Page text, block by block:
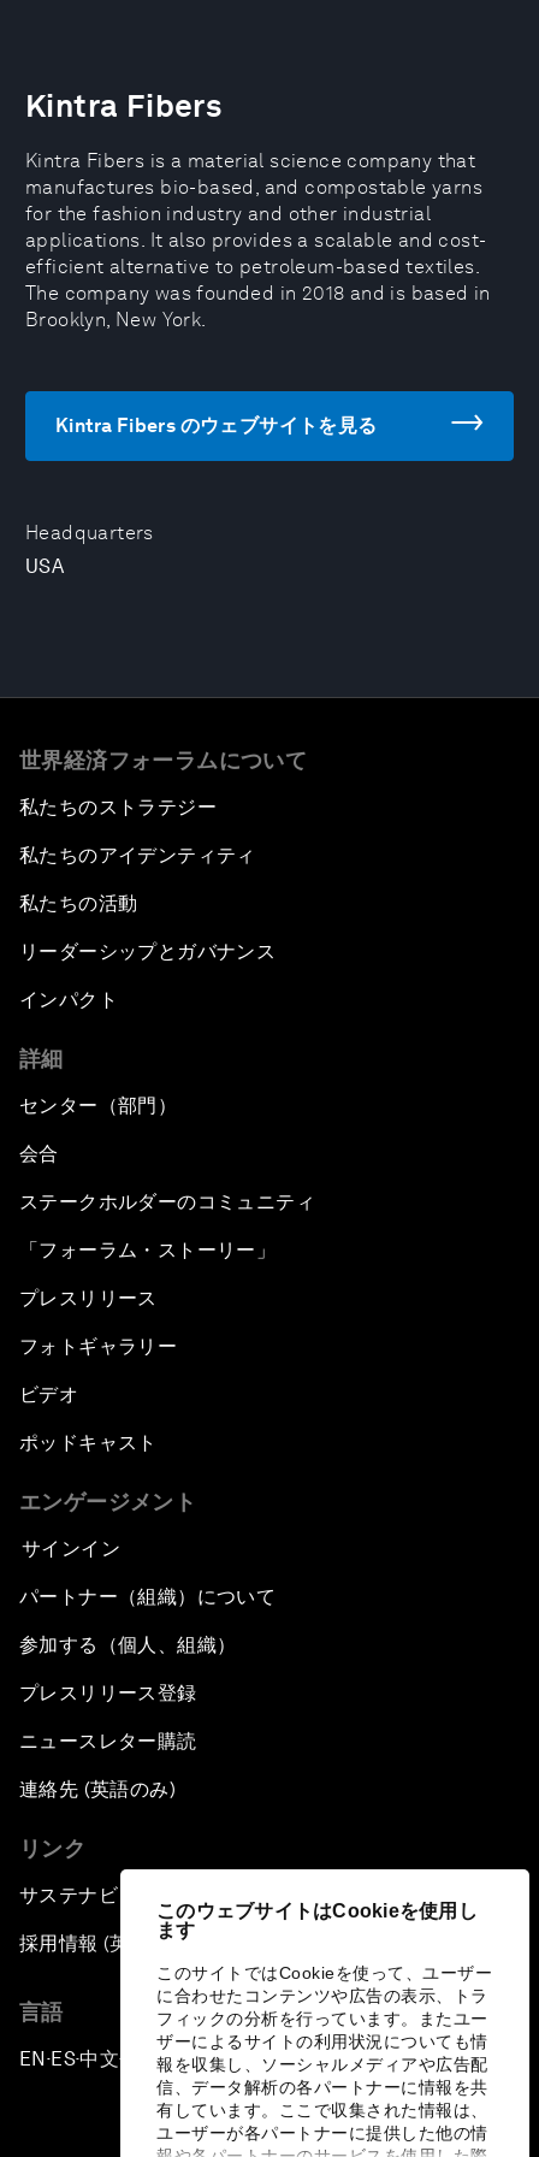
このウェブサイトはCookieを使用し
ます
このサイトではCookieを使って、ユーザー
に合わせたコンテンツや広告の表示、トラ
フィックの分析を行っています。またユー
ザーによるサイトの利用状況についても情
報を収集し、ソーシャルメディアや広告配
信、データ解析の各パートナーに情報を共
有しています。ここで収集された情報は、
ユーザーが各パートナーに提供した他の情
Headquarters
USA
Kintra Fibers
Kintra Fibers is a material science company that
manufactures bio-based, and compostable yarns
for the fashion industry and other industrial
applications. It also provides a scalable and cost-
efficient alternative to petroleum-based textiles.
The company was founded in 2018 and is based in
Brooklyn, New York.
Kintra Fibers のウェブサイトを見る
世界経済フォーラムについて
私たちのストラテジー
私たちのアイデンティティ
私たちの活動
リーダーシップとガバナンス
インパクト
詳細
センター（部門）
会合
ステークホルダーのコミュニティ
「フォーラム・ストーリー」
プレスリリース
フォトギャラリー
ビデオ
ポッドキャスト
エンゲージメント
サインイン
パートナー（組織）について
参加する（個人、組織）
プレスリリース登録
ニュースレター購読
連絡先 (英語のみ)
リンク
サステナビリティへの取り組み
採用情報 (英語のみ)
言語
EN ▪ES▪中文▪ 日本語